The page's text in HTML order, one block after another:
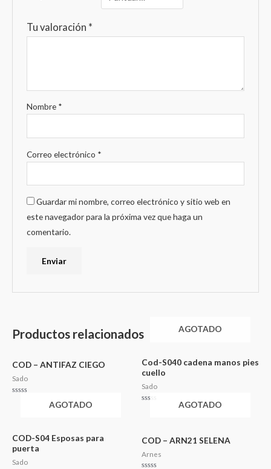
Tu valoración *
Nombre *
Correo electrónico *
Guardar mi nombre, correo electrónico y sitio web en
este navegador para la próxima vez que haga un
comentario.
Productos relacionados
COD – ANTIFAZ CIEGO
Sado
AGOTADO
Cod-S040 cadena manos pies
cuello
Sado
AGOTADO
COD-S04 Esposas para
puerta
Sado
AGOTADO
COD – ARN21 SELENA
Arnes